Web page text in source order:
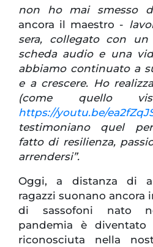
non ho mai smesso
ancora il maestro -
sera, collegato con un
scheda audio e una
abbiamo continuato a
e a crescere. Ho
(come quello
https://youtu.be/
testimoniano quel
fatto di resilienza,
arrendersi”.
Oggi, a distanza di
ragazzi suonano ancora
di sassofoni nato
pandemia è
riconosciuta nella